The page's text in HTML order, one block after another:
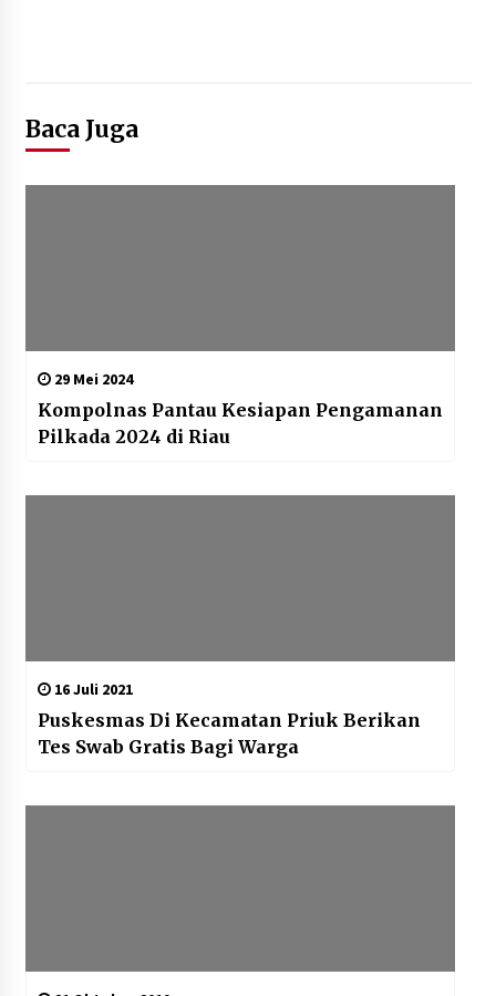
Baca Juga
29 Mei 2024
Kompolnas Pantau Kesiapan Pengamanan
Pilkada 2024 di Riau
16 Juli 2021
Puskesmas Di Kecamatan Priuk Berikan
Tes Swab Gratis Bagi Warga